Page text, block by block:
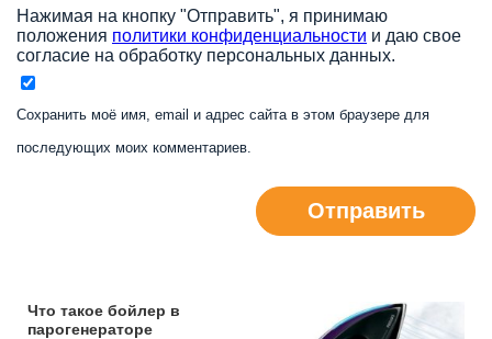
Нажимая на кнопку "Отправить", я принимаю
положения политики конфиденциальности и даю свое
согласие на обработку персональных данных.
Сохранить моё имя, email и адрес сайта в этом браузере для
последующих моих комментариев.
Отправить
Что такое бойлер в
парогенераторе